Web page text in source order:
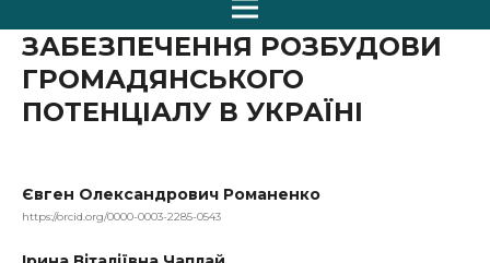
ЗАБЕЗПЕЧЕННЯ РОЗБУДОВИ
ГРОМАДЯНСЬКОГО
ПОТЕНЦІАЛУ В УКРАЇНІ
Євген Олександрович Романенко
https://orcid.org/0000-0003-2285-0543